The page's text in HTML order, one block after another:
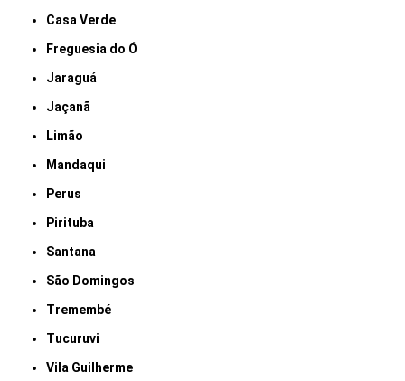
Casa Verde
Freguesia do Ó
Jaraguá
Jaçanã
Limão
Mandaqui
Perus
Pirituba
Santana
São Domingos
Tremembé
Tucuruvi
Vila Guilherme